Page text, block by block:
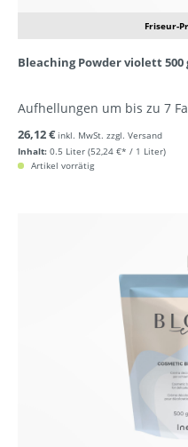
Friseur-
Bleaching Powder violett 500
Aufhellungen um bis zu 7
Inhalt: 0.5 Liter (52,24 €* / 1 Liter)
26,12 € inkl. MwSt. zzgl. Versand
Artikel vorrätig